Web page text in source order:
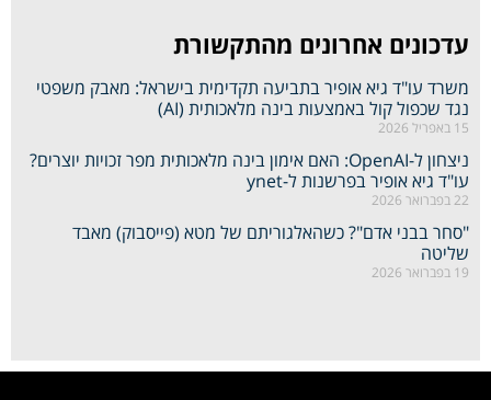
עדכונים אחרונים מהתקשורת
משרד עו"ד גיא אופיר בתביעה תקדימית בישראל: מאבק משפטי
נגד שכפול קול באמצעות בינה מלאכותית (AI)
15 באפריל 2026
ניצחון ל-OpenAI: האם אימון בינה מלאכותית מפר זכויות יוצרים?
עו"ד גיא אופיר בפרשנות ל-ynet
22 בפברואר 2026
"סחר בבני אדם"? כשהאלגוריתם של מטא (פייסבוק) מאבד
שליטה
19 בפברואר 2026